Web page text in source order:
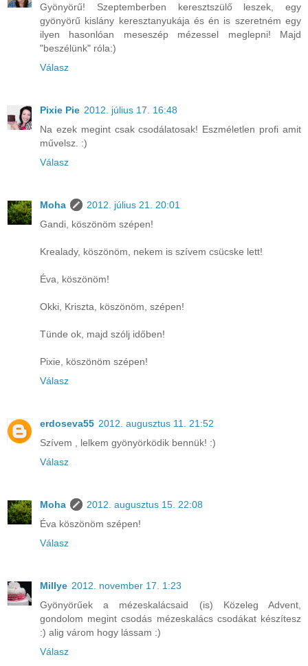
Gyönyörű! Szeptemberben keresztszülő leszek, egy
gyönyörű kislány keresztanyukája és én is szeretném egy
ilyen hasonlóan meseszép mézessel meglepni! Majd
"beszélünk" róla:)
Válasz
Pixie Pie 2012. július 17. 16:48
Na ezek megint csak csodálatosak! Eszméletlen profi amit
művelsz. :)
Válasz
Moha
2012. július 21. 20:01
Gandi, köszönöm szépen!
Krealady, köszönöm, nekem is szívem csücske lett!
Éva, köszönöm!
Okki, Kriszta, köszönöm, szépen!
Tünde ok, majd szólj időben!
Pixie, köszönöm szépen!
Válasz
erdoseva55 2012. augusztus 11. 21:52
Szívem , lelkem gyönyörködik bennük! :)
Válasz
Moha
2012. augusztus 15. 22:08
Éva köszönöm szépen!
Válasz
Millye 2012. november 17. 1:23
Gyönyörűek a mézeskalácsaid (is) Közeleg Advent,
gondolom megint csodás mézeskalács csodákat készítesz
:) alig várom hogy lássam :)
Válasz